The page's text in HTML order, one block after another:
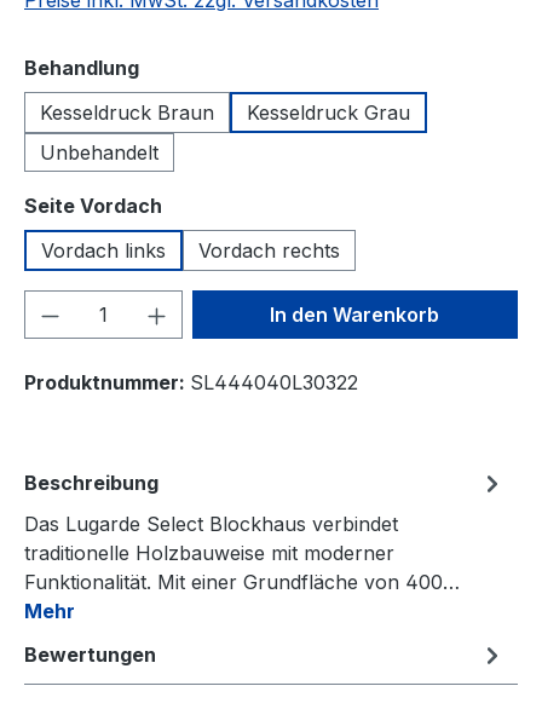
Behandlungauswählen
Kesseldruck Braun
Kesseldruck Grau
Unbehandelt
Seite Vordach
Vordach links
Vordach rechts
Produkt Anzahl: Gib denIn den Warenkorb
Produktnummer: SL444040L30322
Beschreibung
Das Lugarde Select Blockhaus verbindet
traditionelle Holzbauweise mit moderner
Funktionalität. Mit einer Grundfläche von 400…
Mehr
Bewertungen